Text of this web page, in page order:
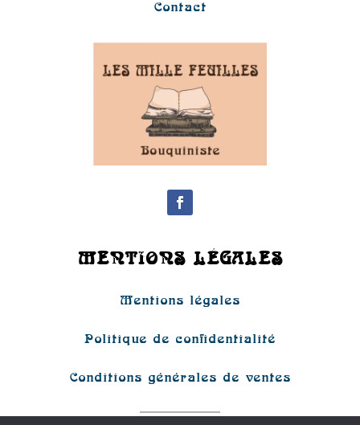
Contact
MENTIONS LÉGALES
Mentions légales
Politique de confidentialité
Conditions générales de ventes